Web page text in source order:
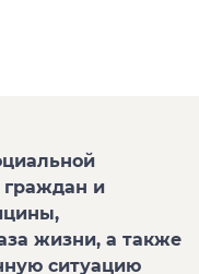
и
жизни, а также
ситуацию